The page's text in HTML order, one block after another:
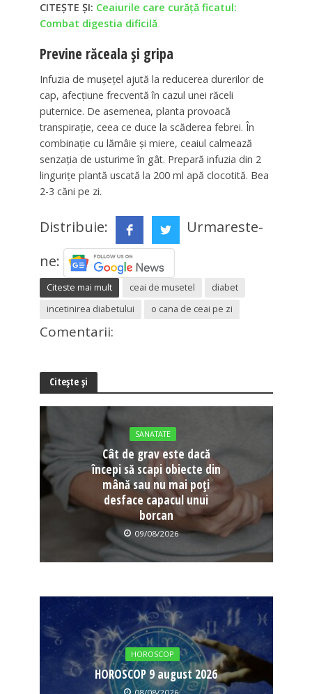
CITEȘTE ȘI: Ceaiurile care curăță ficatul:
Combat digestia dificilă
Previne răceala și gripa
Infuzia de mușețel ajută la reducerea durerilor de
cap, afecțiune frecventă în cazul unei răceli
puternice. De asemenea, planta provoacă
transpirație, ceea ce duce la scăderea febrei. În
combinație cu lămâie și miere, ceaiul calmează
senzația de usturime în gât. Prepară infuzia din 2
linguriţe plantă uscată la 200 ml apă clocotită. Bea
2-3 căni pe zi.
Distribuie:
Urmareste-
ne:
Citeste mai mult ceai de musetel
diabet
incetinirea diabetului
o cana de ceai pe zi
Comentarii:
Citește și
SANATATE
Cât de grav este dacă
începi să scapi obiecte din
mână sau nu mai poți
desface capacul unui
borcan
09/08/2026
HOROSCOP
HOROSCOP 9 august 2026